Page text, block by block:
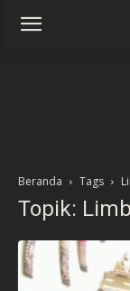
Beranda Tags
Topik: